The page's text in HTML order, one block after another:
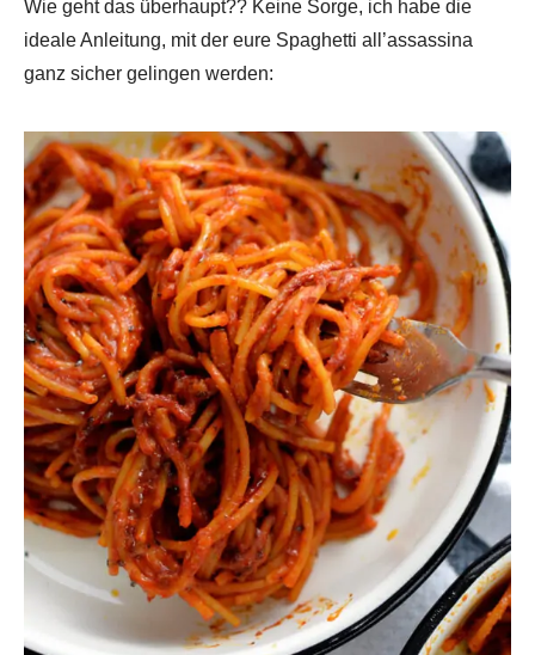
Wie geht das überhaupt?? Keine Sorge, ich habe die
ideale Anleitung, mit der eure Spaghetti all’assassina
ganz sicher gelingen werden: